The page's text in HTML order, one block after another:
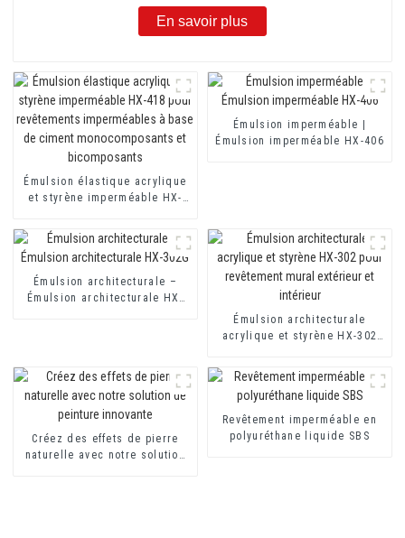
En savoir plus
Émulsion élastique acrylique
et styrène imperméable HX-
imperméables à base de
ciment monocomposants et
bicomposants
Émulsion imperméable |
Émulsion imperméable HX-406
Émulsion architecturale –
Émulsion architecturale HX-
Émulsion architecturale
acrylique et styrène HX-302
extérieur et intérieur
Créez des effets de pierre
naturelle avec notre solution
Revêtement imperméable en
polyuréthane liquide SBS